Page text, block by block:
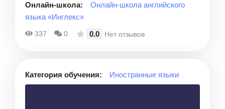
Онлайн-школа:
Онлайн-школа английского
языка «Инглекс»
337 0 0.0 Нет отзывов
Категория обучения: Иностранные языки